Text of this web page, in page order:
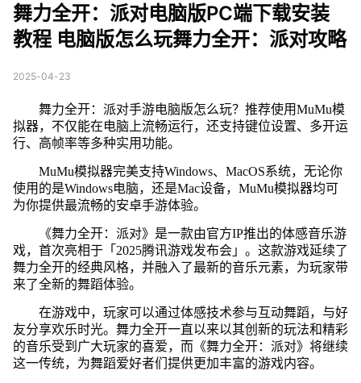
派对攻略
舞力全开：派对电脑版PC端下载安装
教程 电脑版怎么玩舞力全开：派对攻略
2025-04-23
舞力全开：派对手游电脑版怎么玩？推荐使用MuMu模
拟器，不仅能在电脑上流畅运行，还支持键位设置、多开运
行、高帧率等多种实用功能。
MuMu模拟器完美支持Windows、MacOS系统，无论你
使用的是Windows电脑，还是Mac设备，MuMu模拟器均可
为你提供最流畅的安卓手游体验。
《舞力全开：派对》是一款由官方IP推出的体感音乐游
戏，首次亮相于「2025腾讯游戏发布会」。这款游戏延续了
舞力全开的经典风格，并融入了最新的音乐元素，为玩家带
来了全新的舞蹈体验。
在游戏中，玩家可以通过体感技术参与互动舞蹈，与好
友分享欢乐时光。舞力全开一直以来以其创新的玩法和精彩
的音乐受到广大玩家的喜爱，而《舞力全开：派对》将继续
这一传统，为舞蹈爱好者们提供更加丰富的游戏内容。